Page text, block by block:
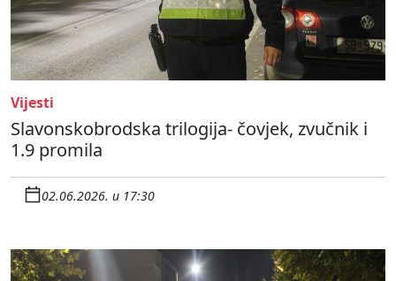
Vijesti
Slavonskobrodska trilogija- čovjek, zvučnik i
1.9 promila
02.06.2026. u 17:30